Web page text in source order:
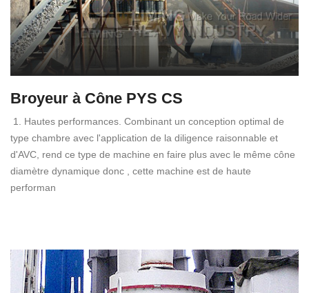
Broyeur à Cône PYS CS
1. Hautes performances. Combinant un conception optimal de
type chambre avec l'application de la diligence raisonnable et
d'AVC, rend ce type de machine en faire plus avec le même cône
diamètre dynamique donc , cette machine est de haute
performan